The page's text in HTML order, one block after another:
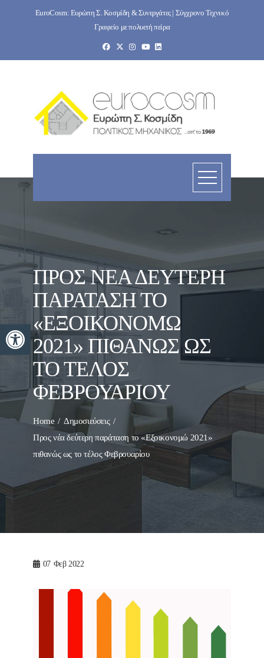
Ανοίξτε τη γραμμή εργαλείων
EuroCosm: Ευρώπη Σ. Κοσμίδη & Συνεργάτες | Σύγχρονο Τεχνικό
Γραφείο με πολυετή πείρα
ΠΡΟΣ ΝΈΑ ΔΕΎΤΕΡΗ
ΠΑΡΆΤΑΣΗ ΤΟ
«ΕΞΟΙΚΟΝΟΜΏ
2021» ΠΙΘΑΝΏΣ ΩΣ
ΤΟ ΤΈΛΟΣ
ΦΕΒΡΟΥΑΡΊΟΥ
Home
Δημοσιεύσεις
Προς νέα δεύτερη παράταση το «Εξοικονομώ 2021»
πιθανώς ως το τέλος Φεβρουαρίου
07 Φεβ 2022